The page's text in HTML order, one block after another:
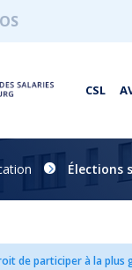
CSL
Élections
de participer à la